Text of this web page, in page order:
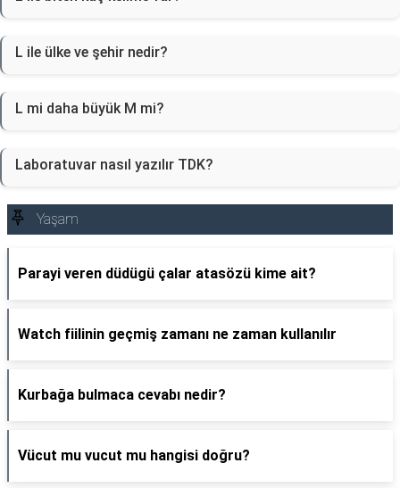
L ile ülke ve şehir nedir?
L mi daha büyük M mi?
Laboratuvar nasıl yazılır TDK?
Yaşam
Parayi veren düdügü çalar atasözü kime ait?
Watch fiilinin geçmiş zamanı ne zaman kullanılır
Kurbağa bulmaca cevabı nedir?
Vücut mu vucut mu hangisi doğru?